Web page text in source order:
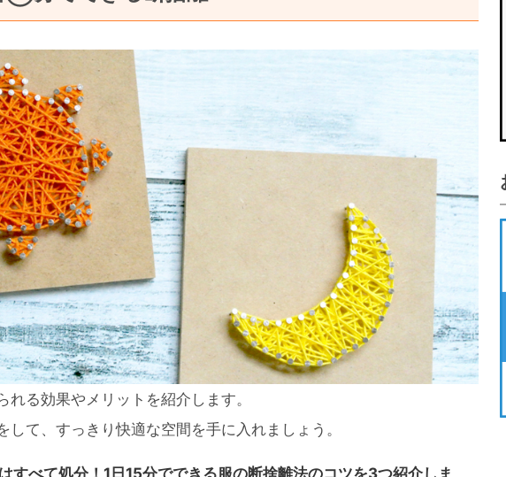
れる効果やメリットを紹介します。
して、すっきり快適な空間を手に入れましょう。
すべて処分！1日15分でできる服の断捨離法のコツを3つ紹介しま